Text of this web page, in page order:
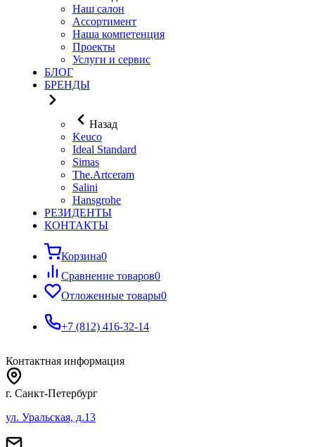
Наш салон
Ассортимент
Наша компетенция
Проекты
Услуги и сервис
БЛОГ
БРЕНДЫ
Назад
Keuco
Ideal Standard
Simas
The.Artceram
Salini
Hansgrohe
РЕЗИДЕНТЫ
КОНТАКТЫ
Корзина0
Сравнение товаров0
Отложенные товары0
+7 (812) 416-32-14
Контактная информация
г. Санкт-Петербург
ул. Уральская, д.13